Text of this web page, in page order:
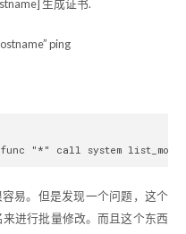
生成证书.
ping
易。但是发现一个问题，这个
进行批量修改。而且这个东西